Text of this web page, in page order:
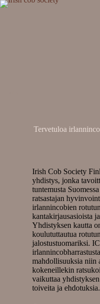
Tervetuloa
Irish Cob Society
yhdistys, jonka
tuntemusta
ratsastajan
irlannincobien
kantakirjausasioista
Yhdistyksen kautta
koulututtautua
jalostustuomariksi.
mahdollisuuksia niin
kokeneillekin
vaikuttaa
toiveita ja ehdotuksia.